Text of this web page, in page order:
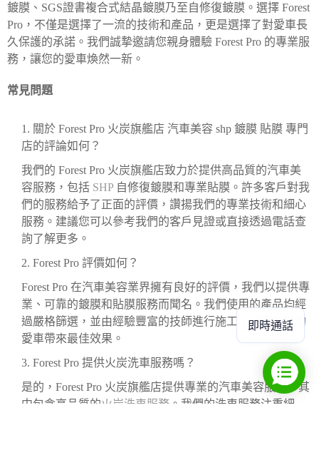
鍍膜、SGS證書複合式結晶鍍膜乃至自修復鍍膜。選擇 Forest
Pro，不僅是選擇了一流的技術和產品，更是選擇了對愛車長
久保護的承諾。我們誠摯邀請您親身體驗 Forest Pro 的專業服
務，讓您的愛車煥然一新。
常見問題
1. 關於 Forest Pro 火炭旗艦店 汽車美容 shp 鍍膜 貼膜 專門
店的評論如何？
我們的 Forest Pro 火炭旗艦店致力於提供高品質的汽車美
容服務，包括 SHP 自修復鍍膜和專業貼膜。許多客戶對我
們的服務給予了正面的評價，讚揚我們的專業技術和細心
服務。建議您可以參考我們的客戶見證或直接透過電話查
詢了解更多。
2. Forest Pro 評價如何？
Forest Pro 在汽車美容業界擁有良好的評價，我們以提供專
業、可靠的鍍膜和貼膜服務而聞名。我們使用的產品均經
過嚴格篩選，並由經驗豐富的技師進行施工，確保為您的
愛車帶來最佳效果。
3. Forest Pro 提供火炭洗車服務嗎？
是的，Forest Pro 火炭旗艦店提供專業的汽車美容服務，其
中包含高品質的火炭洗車服務 。我們的洗車服務注重細
即時通話